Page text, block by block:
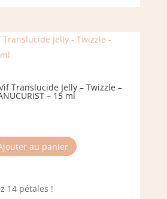
Translucide Jelly – Twizzle –
– 15 ml
au panier
14 pétales !